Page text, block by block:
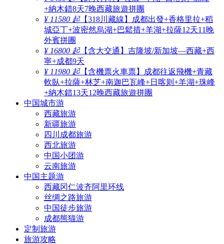
+納木錯8天7晚西藏旅遊拼團
¥ 11580 起【318川藏線】成都出發+香格里拉+稻
城亞丁+波密然烏湖+巴鬆措+羊湖+拉薩12天11晚
外賓拼團
¥ 16800 起【含大交通】吉隆坡/新加坡—西藏+西
寧+成都9天
¥ 11980 起【含機票火車票】成都往返飛機+青藏
軟臥+拉薩+林芝+南迦巴瓦峰+日喀则+羊湖+珠峰
+納木錯13天12晚西藏旅遊拼團
中国城市游
西藏旅游
新疆旅游
四川成都旅游
西北旅游
中国小团游
云南旅游
中国主题游
西藏冈仁波齐阿里环线
丝绸之路旅游
中国徒步旅游
成都熊猫游
定制旅游
旅游攻略